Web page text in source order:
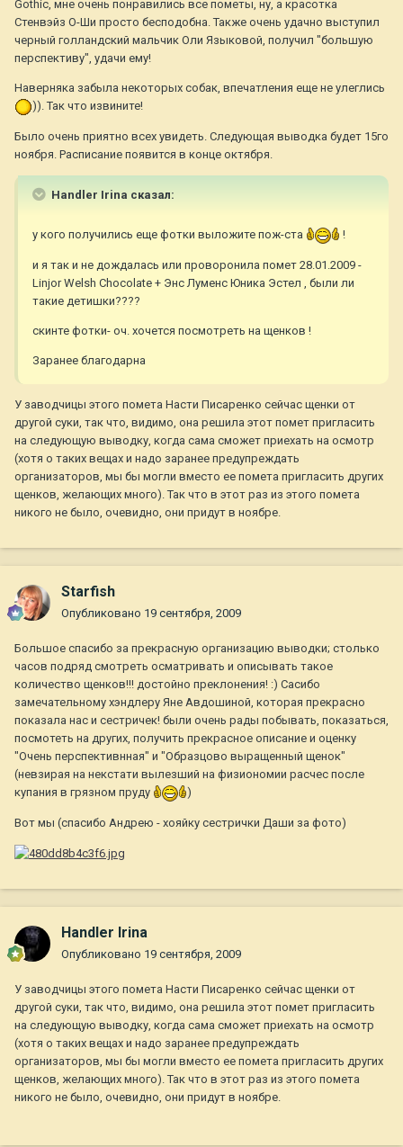
Gothic, мне очень понравились все пометы, ну, а красотка
Стенвэйз О-Ши просто бесподобна. Также очень удачно выступил
черный голландский мальчик Оли Языковой, получил "большую
перспективу", удачи ему!
Наверняка забыла некоторых собак, впечатления еще не улеглись
)). Так что извините!
Было очень приятно всех увидеть. Следующая выводка будет 15го
ноября. Расписание появится в конце октября.
Handler Irina сказал:
у кого получились еще фотки выложите пож-ста !
и я так и не дождалась или проворонила помет 28.01.2009 -
Linjor Welsh Chocolate + Энс Луменс Юника Эстел , были ли
такие детишки????
скинте фотки- оч. хочется посмотреть на щенков !
Заранее благодарна
У заводчицы этого помета Насти Писаренко сейчас щенки от
другой суки, так что, видимо, она решила этот помет пригласить
на следующую выводку, когда сама сможет приехать на осмотр
(хотя о таких вещах и надо заранее предупреждать
организаторов, мы бы могли вместо ее помета пригласить других
щенков, желающих много). Так что в этот раз из этого помета
никого не было, очевидно, они придут в ноябре.
Starfish
Опубликовано 19 сентября, 2009
Большое спасибо за прекрасную организацию выводки; столько
часов подряд смотреть осматривать и описывать такое
количество щенков!!! достойно преклонения! :) Сасибо
замечательному хэндлеру Яне Авдошиной, которая прекрасно
показала нас и сестричек! были очень рады побывать, показаться,
посмотеть на других, получить прекрасное описание и оценку
"Очень перспективнная" и "Образцово выращенный щенок"
(невзирая на некстати вылезший на физиономии расчес после
купания в грязном пруду
)
Вот мы (спасибо Андрею - хояйку сестрички Даши за фото)
Handler Irina
Опубликовано 19 сентября, 2009
У заводчицы этого помета Насти Писаренко сейчас щенки от
другой суки, так что, видимо, она решила этот помет пригласить
на следующую выводку, когда сама сможет приехать на осмотр
(хотя о таких вещах и надо заранее предупреждать
организаторов, мы бы могли вместо ее помета пригласить других
щенков, желающих много). Так что в этот раз из этого помета
никого не было, очевидно, они придут в ноябре.